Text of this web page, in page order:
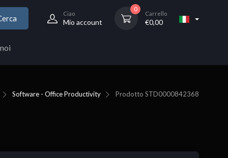
Ciao
Mio account
0
Carrello
€0,00
Software - Office Productivity Prodotto STD0000842368